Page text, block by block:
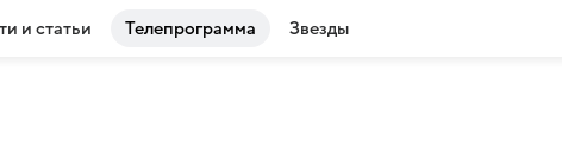
и статьи Телепрограмма Звезды